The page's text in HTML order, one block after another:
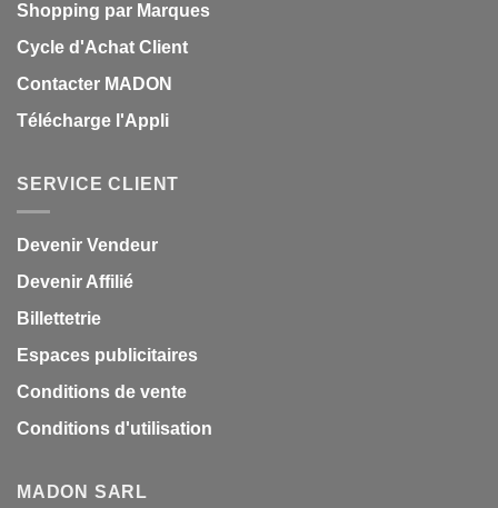
Shopping par Marques
Cycle d'Achat Client
Contacter MADON
Télécharge l'Appli
SERVICE CLIENT
Devenir Vendeur
Devenir Affilié
Billettetrie
Espaces publicitaires
Conditions de vente
Conditions d'utilisation
MADON SARL